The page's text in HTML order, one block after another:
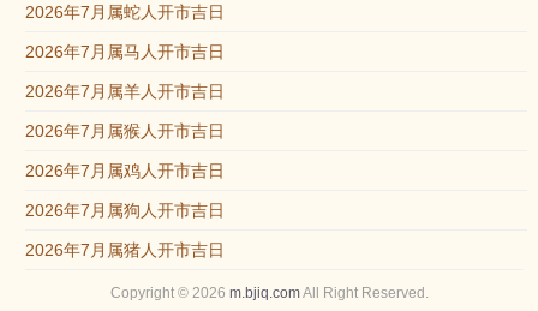
2026年7月属蛇人开市吉日
2026年7月属马人开市吉日
2026年7月属羊人开市吉日
2026年7月属猴人开市吉日
2026年7月属鸡人开市吉日
2026年7月属狗人开市吉日
2026年7月属猪人开市吉日
Copyright © 2026 m.bjiq.comAll Right Reserved.